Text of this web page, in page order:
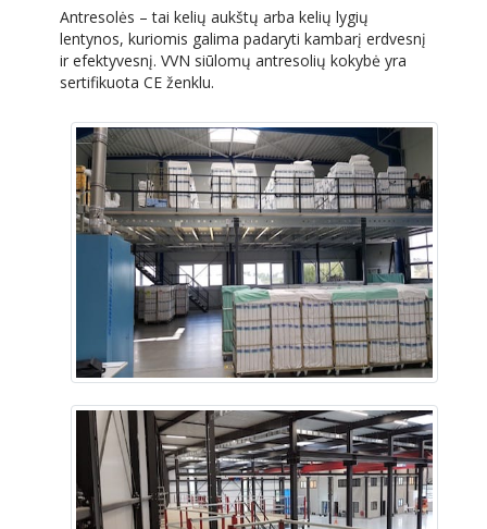
Antresolės – tai kelių aukštų arba kelių lygių
lentynos, kuriomis galima padaryti kambarį erdvesnį
ir efektyvesnį. VVN siūlomų antresolių kokybė yra
sertifikuota CE ženklu.